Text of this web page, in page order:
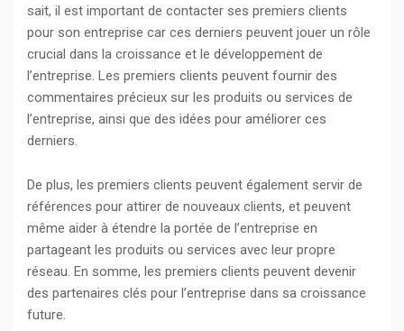
sait, il est important de contacter ses premiers clients
pour son entreprise car ces derniers peuvent jouer un rôle
crucial dans la croissance et le développement de
l’entreprise. Les premiers clients peuvent fournir des
commentaires précieux sur les produits ou services de
l’entreprise, ainsi que des idées pour améliorer ces
derniers.
De plus, les premiers clients peuvent également servir de
références pour attirer de nouveaux clients, et peuvent
même aider à étendre la portée de l’entreprise en
partageant les produits ou services avec leur propre
réseau. En somme, les premiers clients peuvent devenir
des partenaires clés pour l’entreprise dans sa croissance
future.